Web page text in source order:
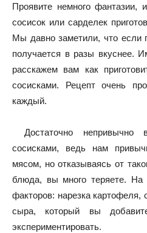
Проявите немного
сосисок или сарделек
Мы давно заметили, что если
получается в разы вкуснее.
расскажем вам как
сосисками. Рецепт очень
каждый.
Достаточно
сосисками, ведь нам
мясом, но отказываясь от
блюда, вы много теряете. На
факторов: нарезка картофеля,
сыра, который вы
экспериментировать.